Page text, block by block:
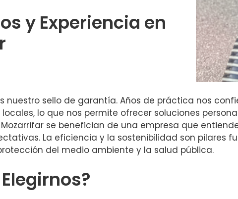
y Experiencia en
nuestro sello de garantía. Años de práctica nos
lo que nos permite ofrecer soluciones
se benefician de una empresa que
La eficiencia y la sostenibilidad son pilares
del medio ambiente y la salud pública.